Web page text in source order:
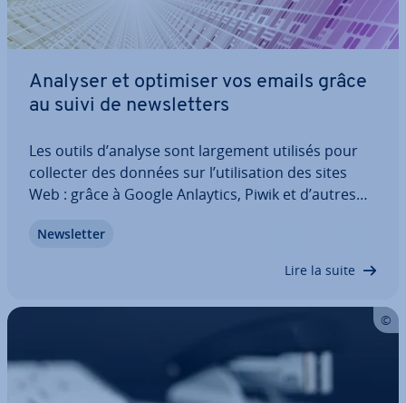
Analyser et optimiser vos emails grâce
au suivi de news­let­ters
Les outils d’analyse sont largement utilisés pour
collecter des données sur l’uti­li­sa­tion des sites
Web : grâce à Google Anlaytics, Piwik et d’autres
peut être compris plus fa­ci­le­ment. On sait moins
News­let­ter
Lire la suite